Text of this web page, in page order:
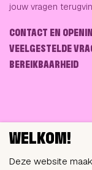
jouw vragen
CONTACT EN
VEELGESTELDE
BEREIKBAARHEID
WELKOM!
Deze website